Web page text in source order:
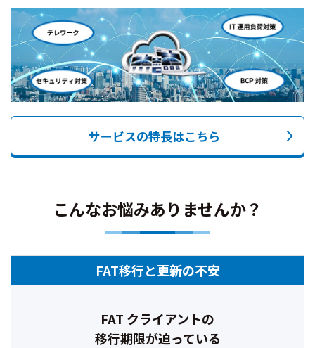
サービスの特長はこちら
こんなお悩みありませんか？
FAT移行と更新の不安
FAT クライアントの
移行期限が迫っている